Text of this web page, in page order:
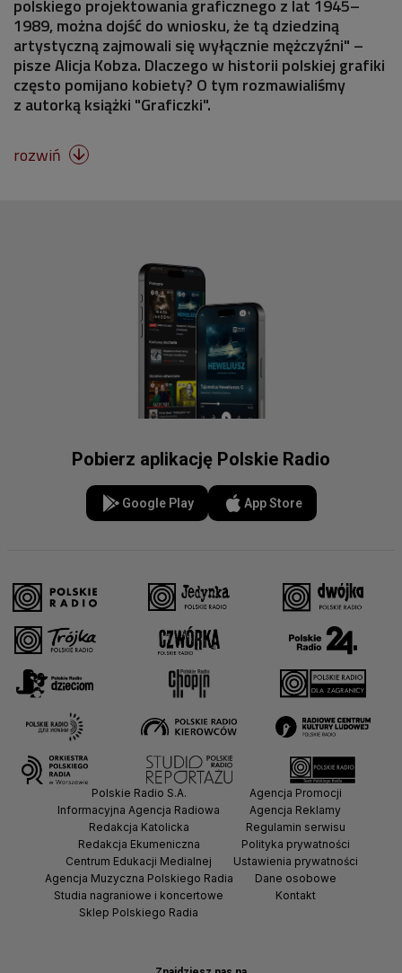
polskiego projektowania graficznego z lat 1945–
1989, można dojść do wniosku, że tą dziedziną
artystyczną zajmowali się wyłącznie mężczyźni" –
pisze Alicja Kobza. Dlaczego w historii polskiej grafiki
często pomijano kobiety? O tym rozmawialiśmy
z autorką książki "Graficzki".
rozwiń 
Pobierz aplikację Polskie Radio
Google Play App Store
Polskie Radio S.A.
Informacyjna Agencja Radiowa
Redakcja Katolicka
Redakcja Ekumeniczna
Centrum Edukacji Medialnej
Agencja Muzyczna Polskiego Radia
Studia nagraniowe i koncertowe
Sklep Polskiego Radia
Agencja Promocji
Agencja Reklamy
Regulamin serwisu
Polityka prywatności
Ustawienia prywatności
Dane osobowe
Kontakt